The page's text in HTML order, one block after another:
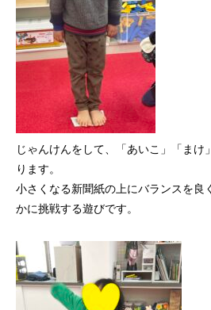
じゃんけんをして、「あいこ」「まけ
ります。
小さくなる新聞紙の上にバランスを良
かに挑戦する遊びです。